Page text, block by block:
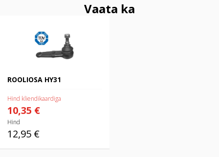
Vaata ka
ROOLIOSA HY31
Hind kliendikaardiga
10,35 €
Hind
12,95 €